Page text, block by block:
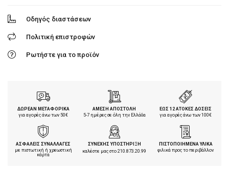
Οδηγός διαστάσεων
Πολιτική επιστροφών
Ρωτήστε για το προϊόν
ΔΩΡΕΑΝ ΜΕΤΑΦΟΡΙΚΑ
για αγορές άνω των 50€
ΑΜΕΣΗ ΑΠΟΣΤΟΛΗ
5-7 ημέρες σε όλη την Ελλάδα
ΕΩΣ 12 ΑΤΟΚΕΣ ΔΟΣΕΙΣ
για αγορές άνω των 100€
ΑΣΦΑΛΕΙΣ ΣΥΝΑΛΛΑΓΕΣ
με πιστωτική ή χρεωστική
κάρτα
ΣΥΝΕΧΗΣ ΥΠΟΣΤΗΡΙΞΗ
καλέστε μας στο210.873.20.99
ΠΙΣΤΟΠΟΙΗΜΕΝΑ ΥΛΙΚΑ
φιλικά προς το περιβάλλον